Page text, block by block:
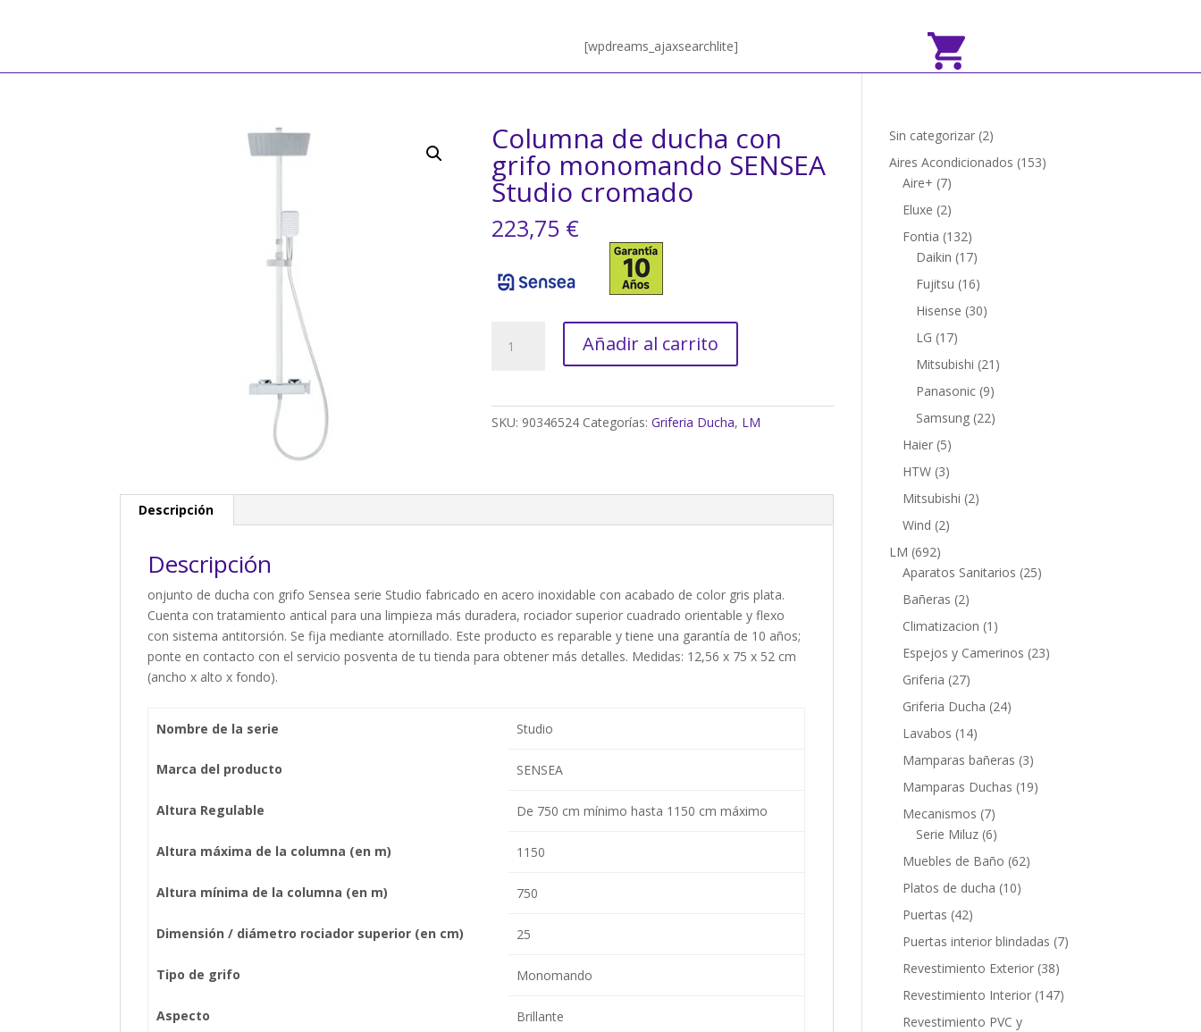
[wpdreams_ajaxsearchlite]
Columna de ducha con
grifo monomando SENSEA
Studio cromado
223,75 €
cromado
Añadir al carrito
SKU: 90346524 Categorías: Griferia Ducha, LM
Descripción
Descripción
onjunto de ducha con grifo Sensea serie Studio fabricado en acero inoxidable con acabado de color gris plata.
Cuenta con tratamiento antical para una limpieza más duradera, rociador superior cuadrado orientable y flexo
con sistema antitorsión. Se fija mediante atornillado. Este producto es reparable y tiene una garantía de 10 años;
ponte en contacto con el servicio posventa de tu tienda para obtener más detalles. Medidas: 12,56 x 75 x 52 cm
(ancho x alto x fondo).
Nombre de la serie Studio
Marca del producto SENSEA
Altura Regulable De 750 cm mínimo hasta 1150 cm máximo
Altura máxima de la columna (en m) 1150
Altura mínima de la columna (en m) 750
Dimensión / diámetro rociador superior (en cm) 25
Tipo de grifo Monomando
Aspecto Brillante
Sin categorizar 22
productos
Aires Acondicionados 153153
Aire+ 77
productos
Eluxe 22
productos
Fontia 132132
productos
Daikin 1717
productos
Fujitsu 1616
productos
Hisense 3030
LG 1717
productos
Mitsubishi 21 21
Panasonic 99
productos
Samsung 2222
Haier 55
productos
HTW 33
productos
Mitsubishi 22
Wind 22
LM 692692
productos
Aparatos Sanitarios 2525
Bañeras 22
productos
Climatizacion 1 1
producto
Espejos y Camerinos 2323
Griferia 2727
productos
Griferia Ducha 2424
Lavabos 1414
productos
Mamparas bañeras 33
productos
Mamparas Duchas 1919
Mecanismos 77
productos
Serie Miluz 66
productos
Muebles de Baño 6262
Platos de ducha 1010
Puertas 4242
productos
Puertas interior blindadas 77
Revestimiento Exterior 3838
productos
Revestimiento Interior 147147
Revestimiento PVC y